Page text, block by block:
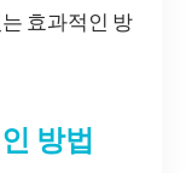
효과적인 방
방법